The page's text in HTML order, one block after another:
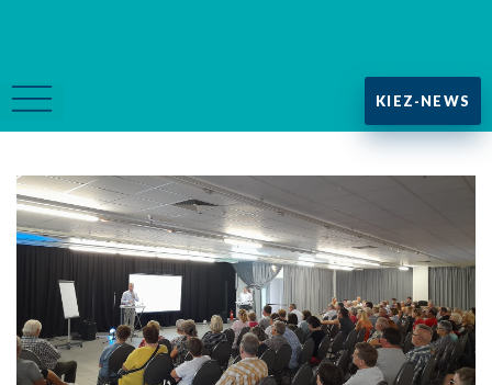
KIEZ-NEWS